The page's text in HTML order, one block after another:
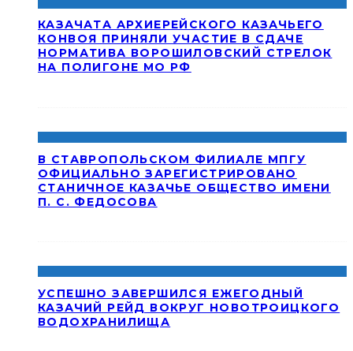
КАЗАЧАТА АРХИЕРЕЙСКОГО КАЗАЧЬЕГО
КОНВОЯ ПРИНЯЛИ УЧАСТИЕ В СДАЧЕ
НОРМАТИВА ВОРОШИЛОВСКИЙ СТРЕЛОК
НА ПОЛИГОНЕ МО РФ
В СТАВРОПОЛЬСКОМ ФИЛИАЛЕ МПГУ
ОФИЦИАЛЬНО ЗАРЕГИСТРИРОВАНО
СТАНИЧНОЕ КАЗАЧЬЕ ОБЩЕСТВО ИМЕНИ
П. С. ФЕДОСОВА
УСПЕШНО ЗАВЕРШИЛСЯ ЕЖЕГОДНЫЙ
КАЗАЧИЙ РЕЙД ВОКРУГ НОВОТРОИЦКОГО
ВОДОХРАНИЛИЩА